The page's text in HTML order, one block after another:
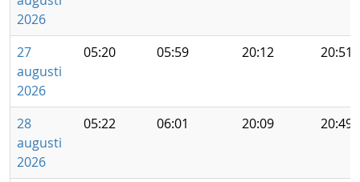
2026
27
augusti
2026
05:20 05:59 20:12 20:51
28
augusti
2026
05:22 06:01 20:09 20:49